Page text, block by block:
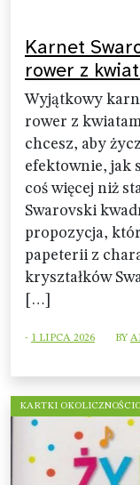
Karnet
rower z
Wyjątkowy
rower z
chcesz, aby
efektownie, jak
coś więcej niż
Swarovski
propozycja,
papeterii z
kryształków
[…]
- 1 LIPCA 2026 BY
KARTKI